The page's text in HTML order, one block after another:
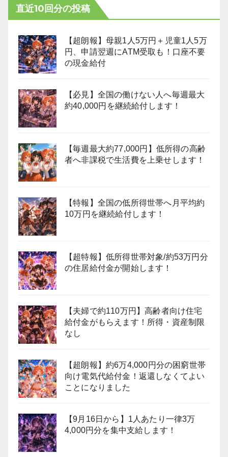
直近10回分の投稿
【超朗報】母親1人5万円＋児童1人5万
円、申請翌週にATM受取も！口座不要
の現金給付
【必見】全国の働けない人へ毎週最大
約40,000円を継続給付します！
【毎週最大約77,000円】低所得の高齢
者へ非課税で生活費を上乗せします！
【特報】全国の低所得世帯へ月平均約
10万円を継続給付します！
【超特報】低所得世帯対象/約53万円分
の住居給付金が開始します！
【夫婦で約110万円】高齢者向け住宅
給付金がもらえます！所得・資産制限
なし
【超朗報】約6万4,000円分の困窮世帯
向け電気代給付金！返還しなくてよい
ことになりました
【9月16日から】1人あたり一律3万
4,000円分を集中支給します！